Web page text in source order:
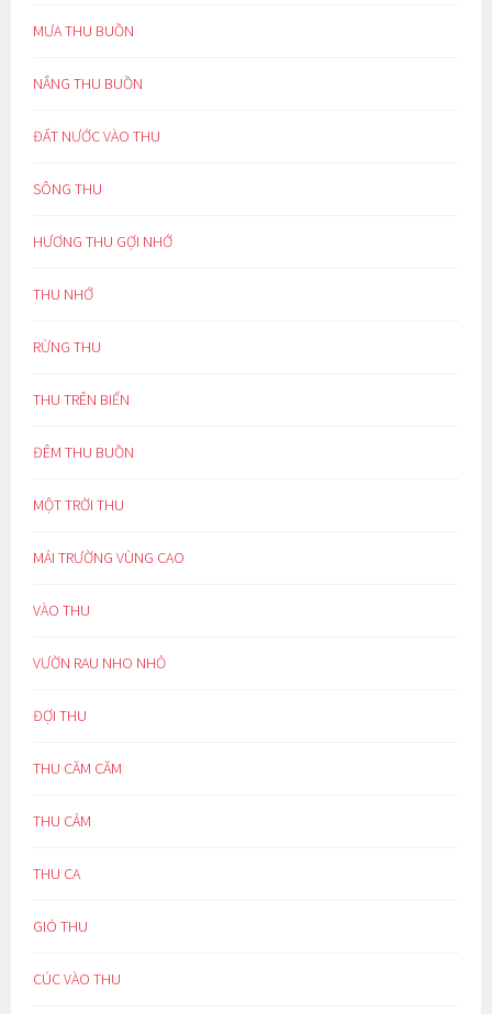
MƯA THU BUỒN
NẮNG THU BUỒN
ĐẤT NƯỚC VÀO THU
SÔNG THU
HƯƠNG THU GỢI NHỚ
THU NHỚ
RỪNG THU
THU TRÊN BIỂN
ĐÊM THU BUỒN
MỘT TRỜI THU
MÁI TRƯỜNG VÙNG CAO
VÀO THU
VƯỜN RAU NHO NHỎ
ĐỢI THU
THU CĂM CĂM
THU CẢM
THU CA
GIÓ THU
CÚC VÀO THU